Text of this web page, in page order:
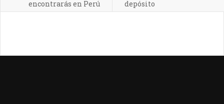
encontrarás en Perú
depósito